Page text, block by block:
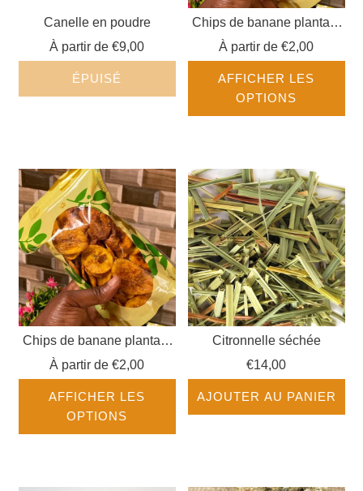
Canelle en poudre
À partir de €9,00
ÉPUISÉ
Chips de banane plantain
mûre
À partir de €2,00
AFFICHER LES
OPTIONS
Chips de banane plantain
salé
À partir de €2,00
AFFICHER LES
OPTIONS
Citronnelle séchée
€14,00
AJOUTER AU PANIER